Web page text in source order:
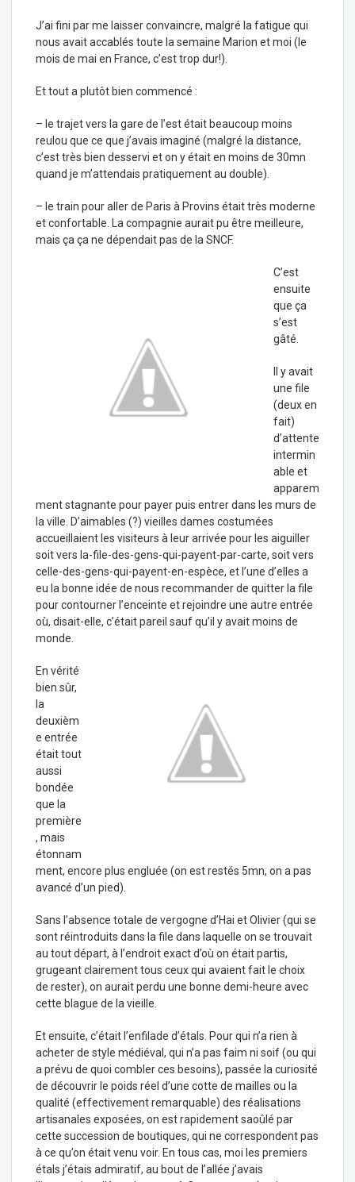
J’ai fini par me laisser convaincre, malgré la fatigue qui
nous avait accablés toute la semaine Marion et moi (le
mois de mai en France, c’est trop dur!).
Et tout a plutôt bien commencé :
– le trajet vers la gare de l’est était beaucoup moins
reulou que ce que j’avais imaginé (malgré la distance,
c’est très bien desservi et on y était en moins de 30mn
quand je m’attendais pratiquement au double).
– le train pour aller de Paris à Provins était très moderne
et confortable. La compagnie aurait pu être meilleure,
mais ça ça ne dépendait pas de la SNCF.
C’est
ensuite
que ça
s’est
gâté.
Il y avait
une file
(deux en
fait)
d’attente
intermin
able et
apparem
ment stagnante pour payer puis entrer dans les murs de
la ville. D’aimables (?) vieilles dames costumées
accueillaient les visiteurs à leur arrivée pour les aiguiller
soit vers la-file-des-gens-qui-payent-par-carte, soit vers
celle-des-gens-qui-payent-en-espèce, et l’une d’elles a
eu la bonne idée de nous recommander de quitter la file
pour contourner l’enceinte et rejoindre une autre entrée
où, disait-elle, c’était pareil sauf qu’il y avait moins de
monde.
En vérité
bien sûr,
la
deuxièm
e entrée
était tout
aussi
bondée
que la
première
, mais
étonnam
ment, encore plus engluée (on est restés 5mn, on a pas
avancé d’un pied).
Sans l’absence totale de vergogne d’Hai et Olivier (qui se
sont réintroduits dans la file dans laquelle on se trouvait
au tout départ, à l’endroit exact d’où on était partis,
grugeant clairement tous ceux qui avaient fait le choix
de rester), on aurait perdu une bonne demi-heure avec
cette blague de la vieille.
Et ensuite, c’était l’enfilade d’étals. Pour qui n’a rien à
acheter de style médiéval, qui n’a pas faim ni soif (ou qui
a prévu de quoi combler ces besoins), passée la curiosité
de découvrir le poids réel d’une cotte de mailles ou la
qualité (effectivement remarquable) des réalisations
artisanales exposées, on est rapidement saoûlé par
cette succession de boutiques, qui ne correspondent pas
à ce qu’on était venu voir. En tous cas, moi les premiers
étals j’étais admiratif, au bout de l’allée j’avais